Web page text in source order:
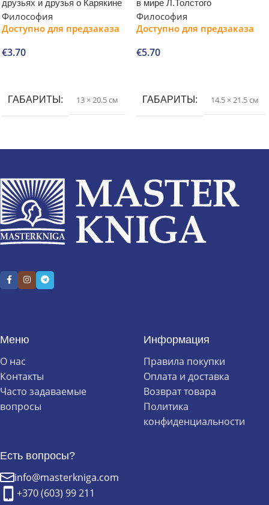
друзьях и друзья о Карякине
Философия
Доступно для предзаказа
€3.70
ГАБАРИТЫ 13 × 20.5 см
в мире Л.Толстого
Философия
Доступно для предзаказа
€5.70
ГАБАРИТЫ 14.5 × 21.5 см
Меню
О нас
Контакты
Часто задаваемые
вопросы
Информация
Правила покупки
Оплата и доставка
Возврат товара
Политика
конфиденциальности
Есть вопросы?
info@masterkniga.com
+370 (603) 99 211